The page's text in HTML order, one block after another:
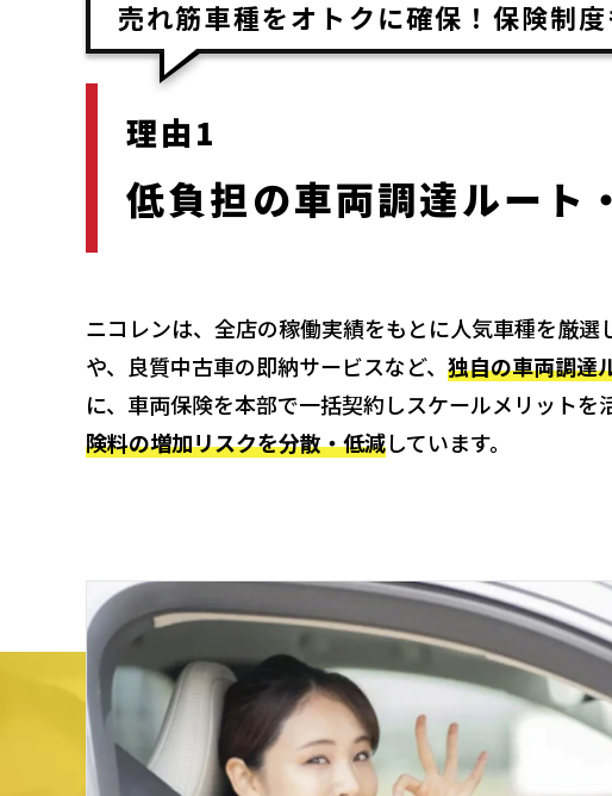
売れ筋車種をオトクに確保！保険制
理由1
低負担の車両調達ルート
ニコレンは、全店の稼働実績をもとに人気車種を厳選
や、良質中古車の即納サービスなど、 独自の車両調達
に、車両保険を本部で一括契約しスケールメリットを
険料の増加リスクを分散・低減しています。